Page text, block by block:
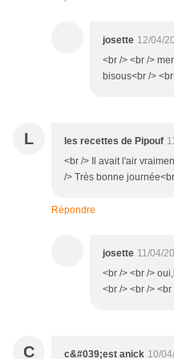
josette 12/04/
<br /> <br />
bisous<br />
L les recettes de Pipouf
<br /> Il avait l'air
/> Très bonne
Répondre
josette 11/04/
<br /> <br />
<br /> <br /> <br
C c&#039;est anick 10/